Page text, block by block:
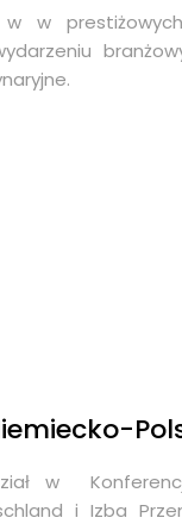
w w
w Konferencji
i Izba